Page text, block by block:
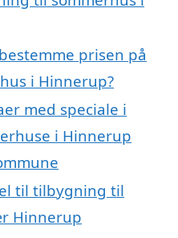
prisen på
i Hinnerup?
med speciale i
i Hinnerup
til tilbygning til
Hinnerup